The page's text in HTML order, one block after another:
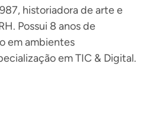
historiadora de arte e
Possui 8 anos de
em ambientes
em TIC & Digital.